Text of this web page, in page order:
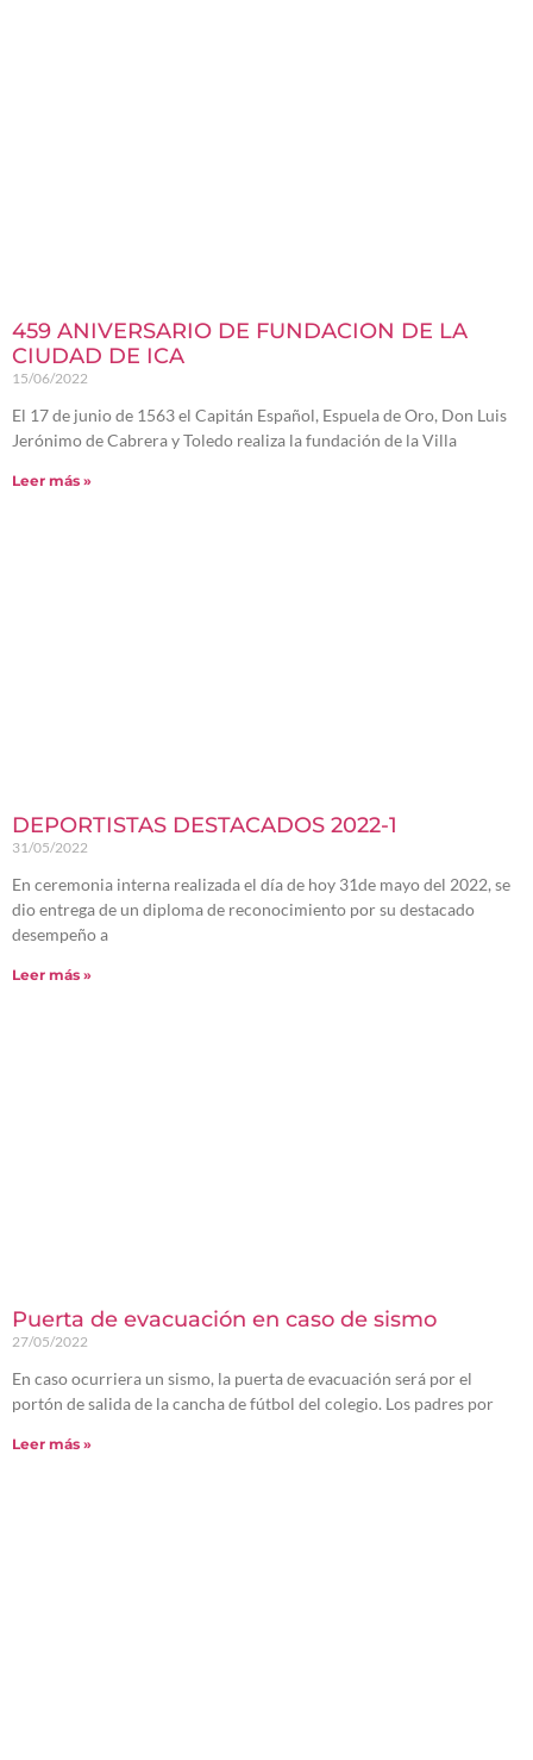
459 ANIVERSARIO DE FUNDACION DE LA
CIUDAD DE ICA
15/06/2022
El 17 de junio de 1563 el Capitán Español, Espuela de Oro, Don Luis
Jerónimo de Cabrera y Toledo realiza la fundación de la Villa
Leer más »
DEPORTISTAS DESTACADOS 2022-1
31/05/2022
En ceremonia interna realizada el día de hoy 31de mayo del 2022, se
dio entrega de un diploma de reconocimiento por su destacado
desempeño a
Leer más »
Puerta de evacuación en caso de sismo
27/05/2022
En caso ocurriera un sismo, la puerta de evacuación será por el
portón de salida de la cancha de fútbol del colegio. Los padres por
Leer más »